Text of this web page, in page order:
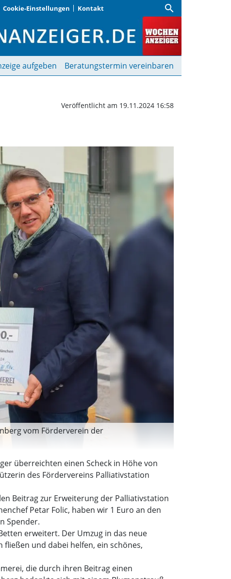
Cookie-Einstellungen Kontakt search
Palliativstation |
aufgeben Beratungstermin vereinbaren
Veröffentlicht am 19.11.2024 16:58
vom Förderverein der
überreichten einen Scheck in Höhe von
des Fördervereins Palliativstation
Beitrag zur Erweiterung der Palliativstation
Petar Folic, haben wir 1 Euro an den
Spender.
erweitert. Der Umzug in das neue
und dabei helfen, ein schönes,
die durch ihren Beitrag einen